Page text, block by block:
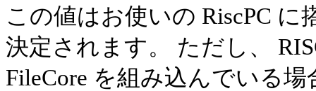
この値はお使いの RiscPC
決定されます。 ただし、
FileCore を組み込んでいる